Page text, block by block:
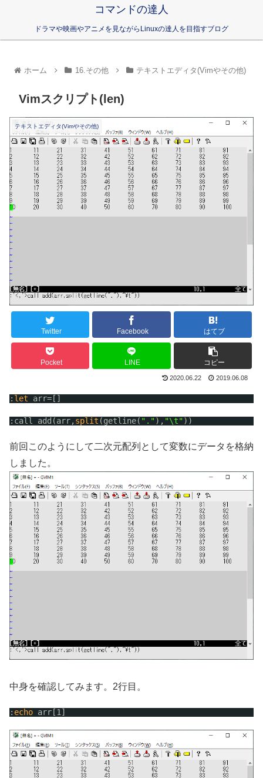
コマンドの達人
ドラマや映画やアニメを見ながらLinuxの達人を目指すブログ
ホーム 16.その他 テキストエディタ(Vimやその他)
Vimスクリプト(len)
テキストエディタ(Vimやその他)
Twitter Facebook はてブ
Pocket LINE コピー
2020.06.22 2019.06.08
: let arr=[]
:call add(arr,split (getline( "."), "\t"))
前回このようにして二次元配列として変数にデータを格納
しました。
中身を確認してみます。2行目。
: echo arr[1]